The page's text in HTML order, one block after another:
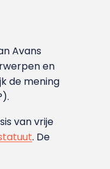
Avans
en
de mening
van vrije
. De